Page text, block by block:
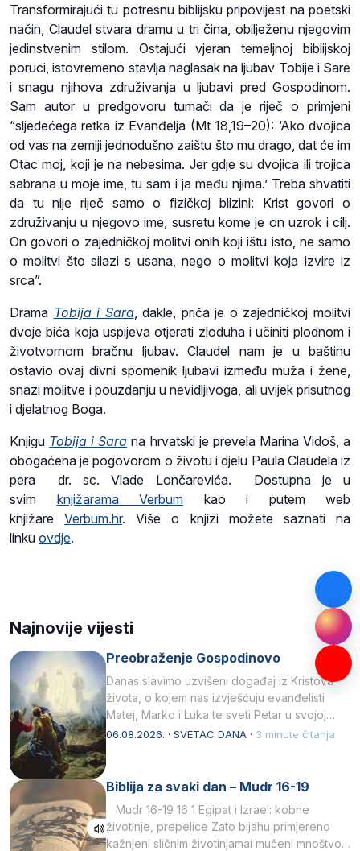
Transformirajući tu potresnu biblijsku pripovijest na poetski
način, Claudel stvara dramu u tri čina, obilježenu njegovim
jedinstvenim stilom. Ostajući vjeran temeljnoj biblijskoj
poruci, istovremeno stavlja naglasak na ljubav Tobije i Sare
i snagu njihova združivanja u ljubavi pred Gospodinom.
Sam autor u predgovoru tumači da je riječ o primjeni
“sljedećega retka iz Evanđelja (Mt 18,19–20): ‘Ako dvojica
od vas na zemlji jednodušno zaištu što mu drago, dat će im
Otac moj, koji je na nebesima. Jer gdje su dvojica ili trojica
sabrana u moje ime, tu sam i ja među njima.’ Treba shvatiti
da tu nije riječ samo o fizičkoj blizini: Krist govori o
združivanju u njegovo ime, susretu kome je on uzrok i cilj.
On govori o zajedničkoj molitvi onih koji ištu isto, ne samo
o molitvi što silazi s usana, nego o molitvi koja izvire iz
srca”.
Drama Tobija i Sara, dakle, priča je o zajedničkoj molitvi
dvoje bića koja uspijeva otjerati zloduha i učiniti plodnom i
životvornom bračnu ljubav. Claudel nam je u baštinu
ostavio ovaj divni spomenik ljubavi između muža i žene,
snazi molitve i pouzdanju u nevidljivoga, ali uvijek prisutnog
i djelatnog Boga.
Knjigu Tobija i Sara na hrvatski je prevela Marina Vidoš, a
obogaćena je pogovorom o životu i djelu Paula Claudela iz
pera dr. sc. Vlade Lončarevića. Dostupna je u
svim knjižarama Verbum kao i putem web
knjižareVerbum.hr. Više o knjizi možete saznati na
linku ovdje.
Najnovije vijesti
Preobraženje Gospodinovo
Danas slavimo uzvišeni događaj iz Kristova
života, o kojem nas izvješćuju evanđelisti
Matej, Marko i Luka te sveti Petar u svojoj
drugoj…
06.08.2026. · SVETAC DANA · 3 minute čitanja
Biblija za svaki dan – Mudr 16-19
Mudr 16-19 16 1 Egipat i Izrael: kobne
životinje, prepelice Zato bijahu primjereno
kažnjeni sličnim životinjamai mučeni mnoštvom